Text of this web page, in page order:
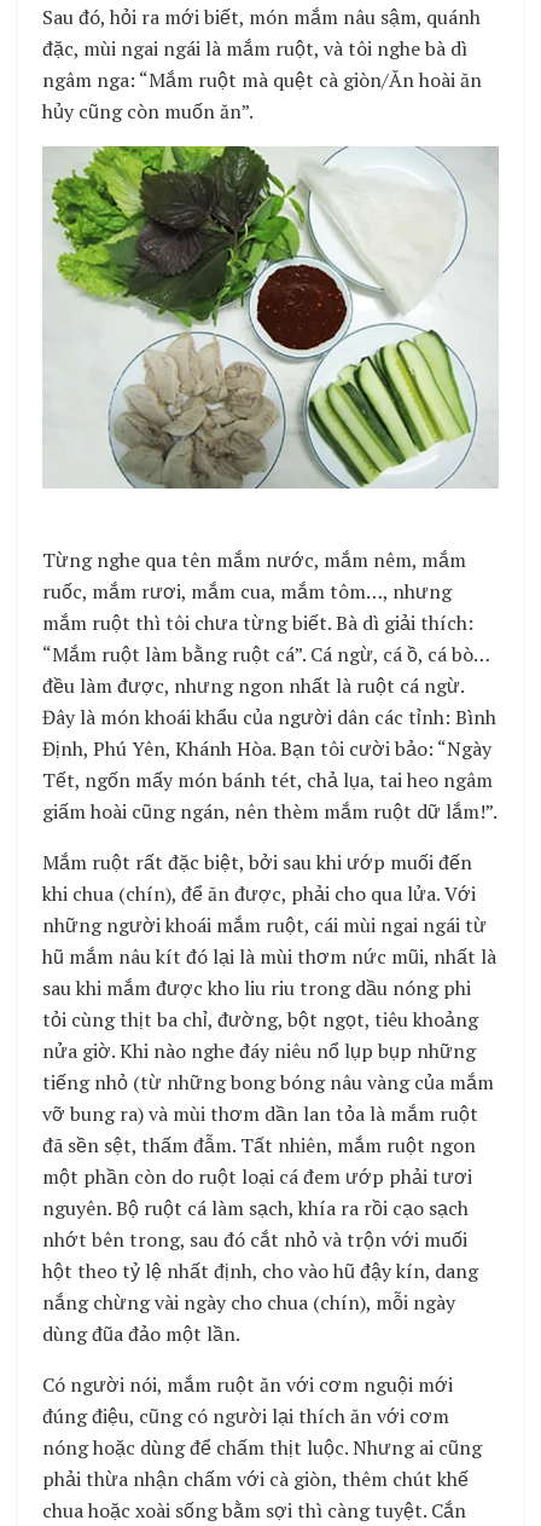
Sau đó, hỏi ra mới biết, món mắm nâu sậm, quánh
đặc, mùi ngai ngái là mắm ruột, và tôi nghe bà dì
ngâm nga: “Mắm ruột mà quệt cà giòn/Ăn hoài ăn
hủy cũng còn muốn ăn”.
Từng nghe qua tên mắm nước, mắm nêm, mắm
ruốc, mắm rươi, mắm cua, mắm tôm…, nhưng
mắm ruột thì tôi chưa từng biết. Bà dì giải thích:
“Mắm ruột làm bằng ruột cá”. Cá ngừ, cá ồ, cá bò…
đều làm được, nhưng ngon nhất là ruột cá ngừ.
Đây là món khoái khẩu của người dân các tỉnh: Bình
Định, Phú Yên, Khánh Hòa. Bạn tôi cười bảo: “Ngày
Tết, ngốn mấy món bánh tét, chả lụa, tai heo ngâm
giấm hoài cũng ngán, nên thèm mắm ruột dữ lắm!”.
Mắm ruột rất đặc biệt, bởi sau khi ướp muối đến
khi chua (chín), để ăn được, phải cho qua lửa. Với
những người khoái mắm ruột, cái mùi ngai ngái từ
hũ mắm nâu kít đó lại là mùi thơm nức mũi, nhất là
sau khi mắm được kho liu riu trong dầu nóng phi
tỏi cùng thịt ba chỉ, đường, bột ngọt, tiêu khoảng
nửa giờ. Khi nào nghe đáy niêu nổ lụp bụp những
tiếng nhỏ (từ những bong bóng nâu vàng của mắm
vỡ bung ra) và mùi thơm dần lan tỏa là mắm ruột
đã sền sệt, thấm đẫm. Tất nhiên, mắm ruột ngon
một phần còn do ruột loại cá đem ướp phải tươi
nguyên. Bộ ruột cá làm sạch, khía ra rồi cạo sạch
nhớt bên trong, sau đó cắt nhỏ và trộn với muối
hột theo tỷ lệ nhất định, cho vào hũ đậy kín, dang
nắng chừng vài ngày cho chua (chín), mỗi ngày
dùng đũa đảo một lần.
Có người nói, mắm ruột ăn với cơm nguội mới
đúng điệu, cũng có người lại thích ăn với cơm
nóng hoặc dùng để chấm thịt luộc. Nhưng ai cũng
phải thừa nhận chấm với cà giòn, thêm chút khế
chua hoặc xoài sống bằm sợi thì càng tuyệt. Cắn